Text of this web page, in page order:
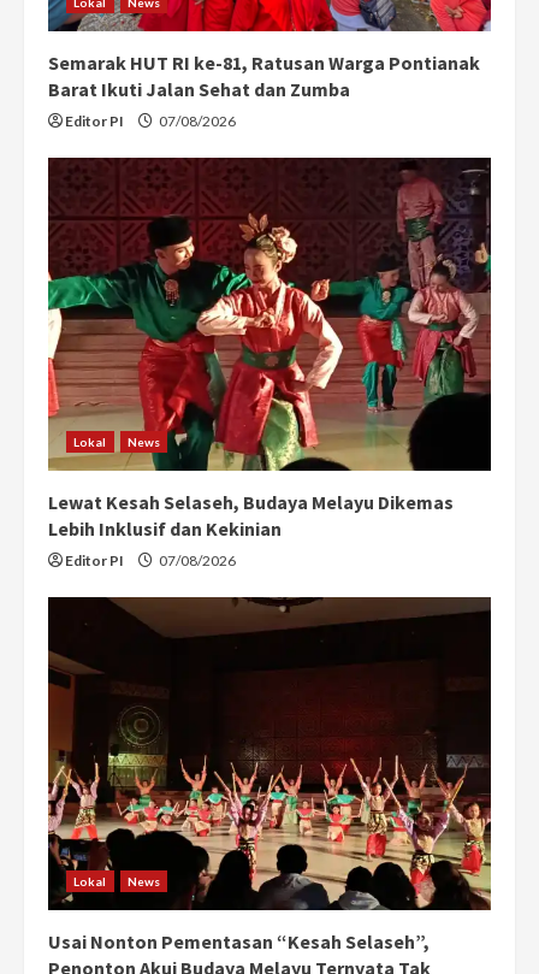
Semarak HUT RI ke-81, Ratusan Warga Pontianak
Barat Ikuti Jalan Sehat dan Zumba
Editor PI 07/08/2026
Lokal News
Lewat Kesah Selaseh, Budaya Melayu Dikemas
Lebih Inklusif dan Kekinian
Editor PI 07/08/2026
Lokal News
Usai Nonton Pementasan “Kesah Selaseh”,
Penonton Akui Budaya Melayu Ternyata Tak